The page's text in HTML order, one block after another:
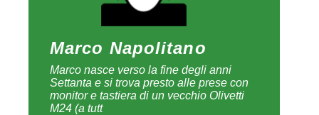
Marco Napolitano
Marco nasce verso la fine degli anni
Settanta e si trova presto alle prese con
monitor e tastiera di un vecchio Olivetti
M24 (a tutt